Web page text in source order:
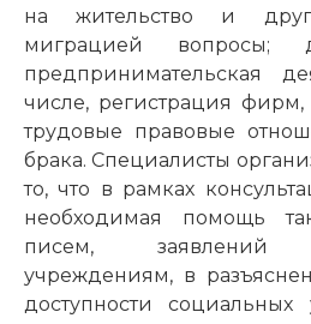
на жительство и
миграцией вопросы;
предпринимательская
числе, регистрация фирм,
трудовые правовые
брака. Специалисты
то, что в рамках
необходимая помощь
писем, заявлений
учреждениям, в
доступности